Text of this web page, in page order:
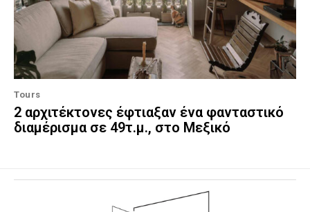
Tours
2 αρχιτέκτονες έφτιαξαν ένα φανταστικό
διαμέρισμα σε 49τ.μ., στο Μεξικό